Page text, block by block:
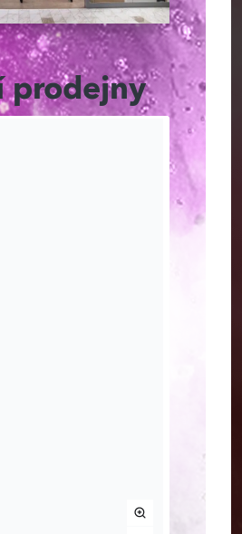
prodejny